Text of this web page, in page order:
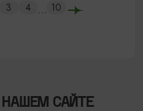
3 4 ... 10
САЙТЕ